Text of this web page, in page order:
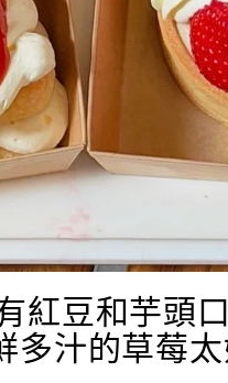
紅豆和芋頭
多汁的草莓